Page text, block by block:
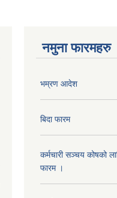
नमुना फारमहरु
भम्रण आदेश
बिदा फारम
कर्मचारी सञ्चय कोषको
फारम ।